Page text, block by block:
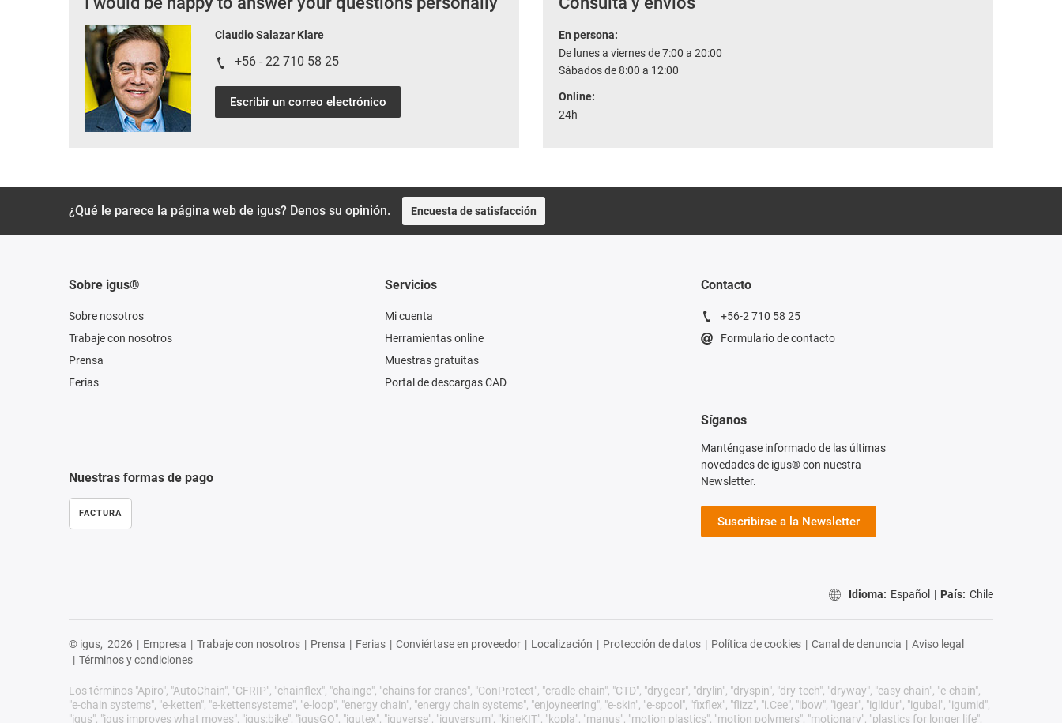
Claudio Salazar Klare
+56 - 22 710 58 25
Escribir un correo electrónico
En persona:
De lunes a viernes de 7:00 a 20:00
Sábados de 8:00 a 12:00
Online:
24h
¿Qué le parece la página web de igus? Denos su opinión. Encuesta de satisfacción
Sobre igus®
Sobre nosotros
Trabaje con nosotros
Prensa
Ferias
Servicios
Mi cuenta
Herramientas online
Muestras gratuitas
Portal de descargas CAD
Contacto
+56-2 710 58 25
Formulario de contacto
Nuestras formas de pago
FACTURA
Síganos
Manténgase informado de las últimas
novedades de igus® con nuestra
Newsletter.
Suscribirse a la Newsletter
Idioma: Español | País: Chile
© igus, 2026 | Empresa | Trabaje con nosotros | Prensa | Ferias | Conviértase en proveedor | Localización | Protección de datos | Política de cookies | Canal de denuncia | Aviso legal
| Términos y condiciones
Los términos "Apiro", "AutoChain", "CFRIP", "chainflex", "chainge", "chains for cranes", "ConProtect", "cradle-chain", "CTD", "drygear", "drylin", "dryspin", "dry-tech", "dryway", "easy chain", "e-chain",
"e-chain systems", "e-ketten", "e-kettensysteme", "e-loop", "energy chain", "energy chain systems", "enjoyneering", "e-skin", "e-spool", "fixflex", "flizz", "i.Cee", "ibow", "igear", "iglidur", "igubal", "igumid",
"igus", "igus improves what moves", "igus:bike", "igusGO", "igutex", "iguverse", "iguversum", "kineKIT", "kopla", "manus", "motion plastics", "motion polymers", "motionary", "plastics for longer life",